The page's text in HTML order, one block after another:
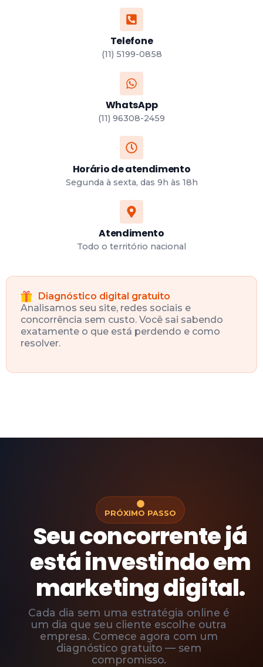
Telefone
(11) 5199-0858
WhatsApp
(11) 96308-2459
Horário de atendimento
Segunda à sexta, das 9h às 18h
Atendimento
Todo o território nacional
Diagnóstico digital gratuito
Analisamos seu site, redes sociais e
concorrência sem custo. Você sai sabendo
exatamente o que está perdendo e como
resolver.
PRÓXIMO PASSO
Seu concorrente já
está investindo em
marketing digital.
Cada dia sem uma estratégia online é
um dia que seu cliente escolhe outra
empresa. Comece agora com um
diagnóstico gratuito — sem
compromisso.